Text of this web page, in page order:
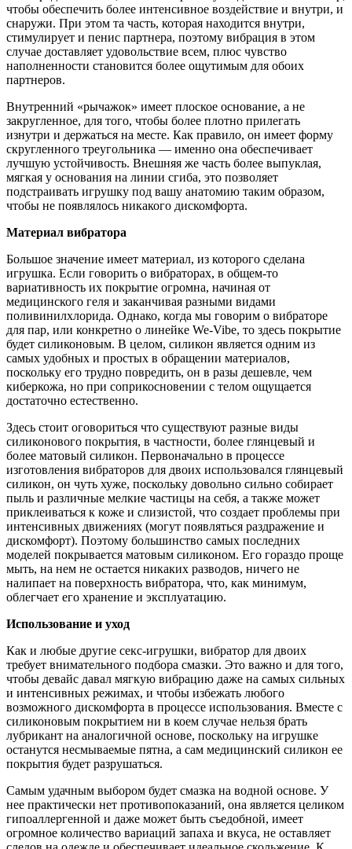
чтобы обеспечить более интенсивное воздействие и внутри, и
снаружи. При этом та часть, которая находится внутри,
стимулирует и пенис партнера, поэтому вибрация в этом
случае доставляет удовольствие всем, плюс чувство
наполненности становится более ощутимым для обоих
партнеров.
Внутренний «рычажок» имеет плоское основание, а не
закругленное, для того, чтобы более плотно прилегать
изнутри и держаться на месте. Как правило, он имеет форму
скругленного треугольника — именно она обеспечивает
лучшую устойчивость. Внешняя же часть более выпуклая,
мягкая у основания на линии сгиба, это позволяет
подстраивать игрушку под вашу анатомию таким образом,
чтобы не появлялось никакого дискомфорта.
Материал вибратора
Большое значение имеет материал, из которого сделана
игрушка. Если говорить о вибраторах, в общем-то
вариативность их покрытие огромна, начиная от
медицинского геля и заканчивая разными видами
поливинилхлорида. Однако, когда мы говорим о вибраторе
для пар, или конкретно о линейке We-Vibe, то здесь покрытие
будет силиконовым. В целом, силикон является одним из
самых удобных и простых в обращении материалов,
поскольку его трудно повредить, он в разы дешевле, чем
киберкожа, но при соприкосновении с телом ощущается
достаточно естественно.
Здесь стоит оговориться что существуют разные виды
силиконового покрытия, в частности, более глянцевый и
более матовый силикон. Первоначально в процессе
изготовления вибраторов для двоих использовался глянцевый
силикон, он чуть хуже, поскольку довольно сильно собирает
пыль и различные мелкие частицы на себя, а также может
приклеиваться к коже и слизистой, что создает проблемы при
интенсивных движениях (могут появляться раздражение и
дискомфорт). Поэтому большинство самых последних
моделей покрывается матовым силиконом. Его гораздо проще
мыть, на нем не остается никаких разводов, ничего не
налипает на поверхность вибратора, что, как минимум,
облегчает его хранение и эксплуатацию.
Использование и уход
Как и любые другие секс-игрушки, вибратор для двоих
требует внимательного подбора смазки. Это важно и для того,
чтобы девайс давал мягкую вибрацию даже на самых сильных
и интенсивных режимах, и чтобы избежать любого
возможного дискомфорта в процессе использования. Вместе с
силиконовым покрытием ни в коем случае нельзя брать
лубрикант на аналогичной основе, поскольку на игрушке
останутся несмываемые пятна, а сам медицинский силикон ее
покрытия будет разрушаться.
Самым удачным выбором будет смазка на водной основе. У
нее практически нет противопоказаний, она является целиком
гипоаллергенной и даже может быть съедобной, имеет
огромное количество вариаций запаха и вкуса, не оставляет